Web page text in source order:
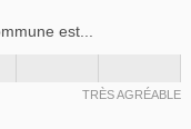
est...
TRÈS AGRÉABLE